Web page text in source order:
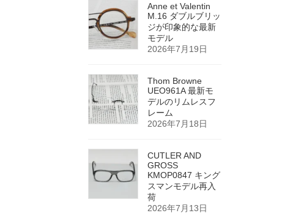
Anne et Valentin
M.16 ダブルブリッ
ジが印象的な最新
モデル
2026年7月19日
Thom Browne
UEO961A 最新モ
デルのリムレスフ
レーム
2026年7月18日
CUTLER AND
GROSS
KMOP0847 キング
スマンモデル再入
荷
2026年7月13日